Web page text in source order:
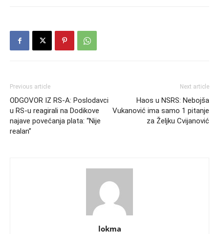
Previous article
ODGOVOR IZ RS-A: Poslodavci
u RS-u reagirali na Dodikove
najave povećanja plata: “Nije
realan”
Next article
Haos u NSRS: Nebojša
Vukanović ima samo 1 pitanje
za Željku Cvijanović
lokma